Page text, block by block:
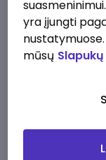
yra įjungti
mūsų